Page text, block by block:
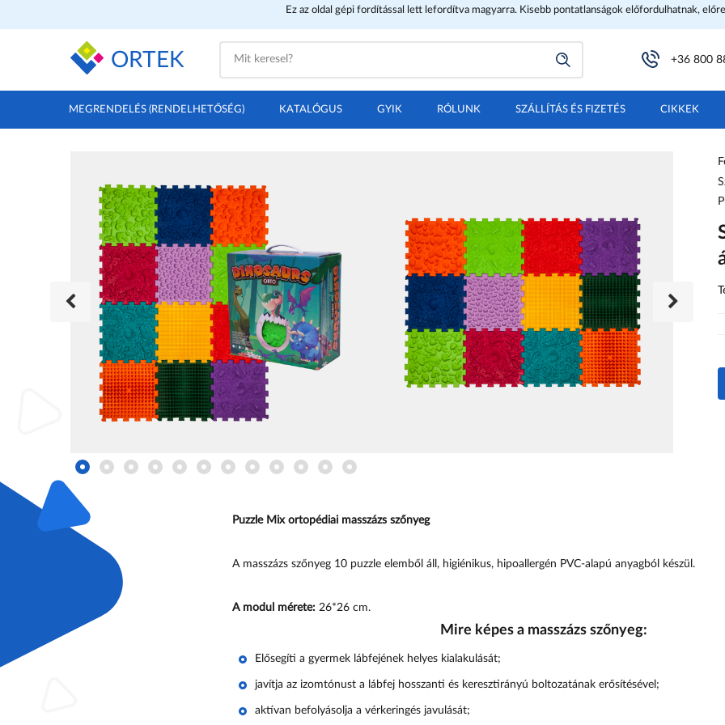
Ez az oldal gépi fordítással lett lefordítva magyarra. Kisebb pontatlanságok előfordulhatnak,
ORTEK +36 800
MEGRENDELÉS (RENDELHETŐSÉG) KATALÓGUS GYIK RÓLUNK SZÁLLÍTÁS ÉS FIZETÉS CIKKEK
Puzzle Mix ortopédiai masszázs szőnyeg
A masszázs szőnyeg 10 puzzle elemből áll, higiénikus, hipoallergén PVC-alapú anyagból készül.
A modul mérete: 26*26 cm.
Mire képes a masszázs szőnyeg:
Elősegíti a gyermek lábfejének helyes kialakulását;
javítja az izomtónust a lábfej hosszanti és keresztirányú boltozatának erősítésével;
aktívan befolyásolja a vérkeringés javulását;